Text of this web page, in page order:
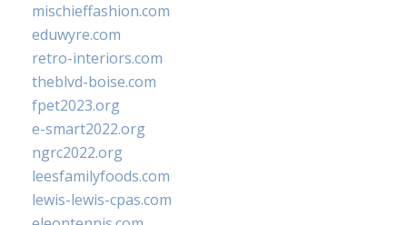
mischieffashion.com
eduwyre.com
retro-interiors.com
theblvd-boise.com
fpet2023.org
e-smart2022.org
ngrc2022.org
leesfamilyfoods.com
lewis-lewis-cpas.com